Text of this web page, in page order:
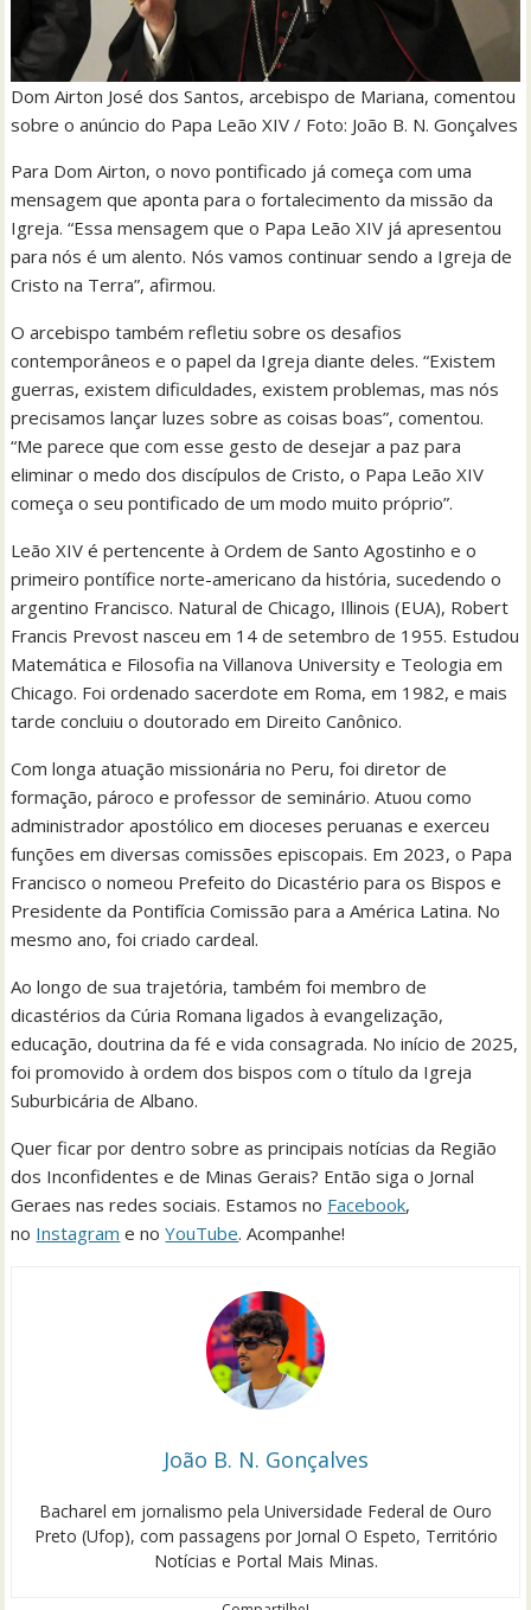
Dom Airton José dos Santos, arcebispo de Mariana, comentou
sobre o anúncio do Papa Leão XIV / Foto: João B. N. Gonçalves
Para Dom Airton, o novo pontificado já começa com uma
mensagem que aponta para o fortalecimento da missão da
Igreja. “Essa mensagem que o Papa Leão XIV já apresentou
para nós é um alento. Nós vamos continuar sendo a Igreja de
Cristo na Terra”, afirmou.
O arcebispo também refletiu sobre os desafios
contemporâneos e o papel da Igreja diante deles. “Existem
guerras, existem dificuldades, existem problemas, mas nós
precisamos lançar luzes sobre as coisas boas”, comentou.
“Me parece que com esse gesto de desejar a paz para
eliminar o medo dos discípulos de Cristo, o Papa Leão XIV
começa o seu pontificado de um modo muito próprio”.
Leão XIV é pertencente à Ordem de Santo Agostinho e o
primeiro pontífice norte-americano da história, sucedendo o
argentino Francisco. Natural de Chicago, Illinois (EUA), Robert
Francis Prevost nasceu em 14 de setembro de 1955. Estudou
Matemática e Filosofia na Villanova University e Teologia em
Chicago. Foi ordenado sacerdote em Roma, em 1982, e mais
tarde concluiu o doutorado em Direito Canônico.
Com longa atuação missionária no Peru, foi diretor de
formação, pároco e professor de seminário. Atuou como
administrador apostólico em dioceses peruanas e exerceu
funções em diversas comissões episcopais. Em 2023, o Papa
Francisco o nomeou Prefeito do Dicastério para os Bispos e
Presidente da Pontifícia Comissão para a América Latina. No
mesmo ano, foi criado cardeal.
Ao longo de sua trajetória, também foi membro de
dicastérios da Cúria Romana ligados à evangelização,
educação, doutrina da fé e vida consagrada. No início de 2025,
foi promovido à ordem dos bispos com o título da Igreja
Suburbicária de Albano.
Quer ficar por dentro sobre as principais notícias da Região
dos Inconfidentes e de Minas Gerais? Então siga o Jornal
Geraes nas redes sociais. Estamos no Facebook,
no Instagram e noYouTube. Acompanhe!
João B. N. Gonçalves
Bacharel em jornalismo pela Universidade Federal de Ouro
Preto (Ufop), com passagens por Jornal O Espeto, Território
Notícias e Portal Mais Minas.